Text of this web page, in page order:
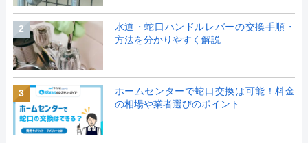
2
水道・蛇口ハンドルレバーの交換手順・
方法を分かりやすく解説
3
ホームセンターで蛇口交換は可能！料金
の相場や業者選びのポイント